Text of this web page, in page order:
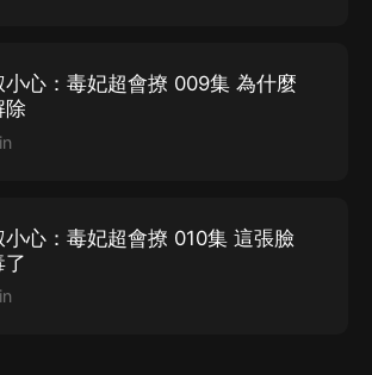
小心：毒妃超會撩 009集 為什麼
除
小心：毒妃超會撩 010集 這張臉
了